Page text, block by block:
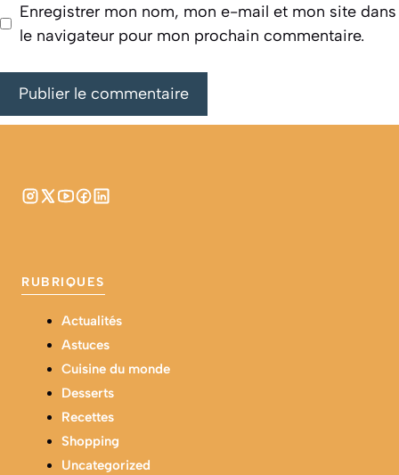
Enregistrer mon nom, mon e-mail et mon site dans
le navigateur pour mon prochain commentaire.
RUBRIQUES
Actualités
Astuces
Cuisine du monde
Desserts
Recettes
Shopping
Uncategorized